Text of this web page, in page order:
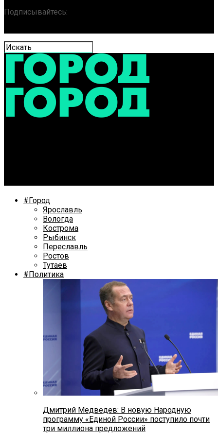
Подписывайтесь:
#Город
Ярославль
Вологда
Кострома
Рыбинск
Переславль
Ростов
Тутаев
#Политика
Дмитрий Медведев: В новую Народную
программу «Единой России» поступило почти
три миллиона предложений